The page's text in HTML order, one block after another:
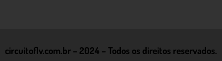
circuitoflv.com.br – 2024 – Todos os direitos reservados.